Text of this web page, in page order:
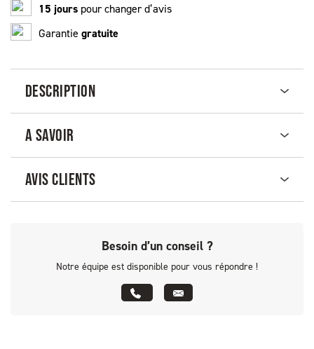
15 jours pour changer d’avis
Garantie gratuite
DESCRIPTION
A SAVOIR
AVIS CLIENTS
Besoin d’un conseil ?
Notre équipe est disponible pour vous répondre !